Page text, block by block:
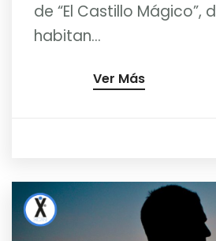
de “El Castillo Mágico”,
habitan...
Ver Más